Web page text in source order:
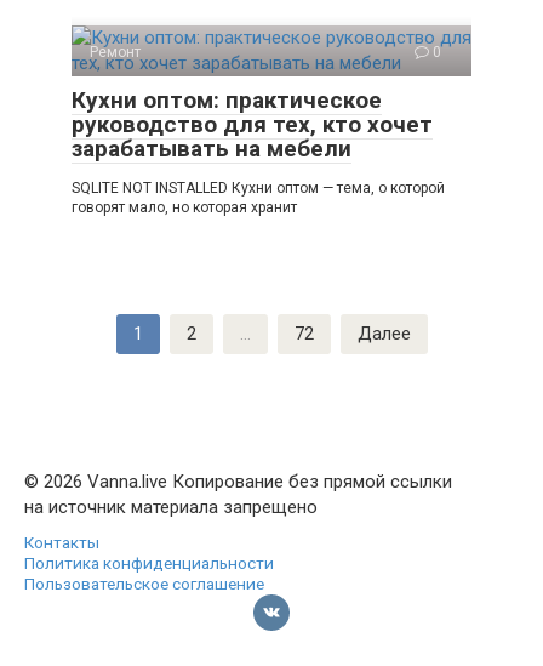
Ремонт 0
Кухни оптом: практическое
руководство для тех, кто хочет
зарабатывать на мебели
SQLITE NOT INSTALLED Кухни оптом — тема, о которой
говорят мало, но которая хранит
1 2 … 72 Далее
© 2026 Vanna.live Копирование без прямой ссылки
на источник материала запрещено
Контакты
Политика конфиденциальности
Пользовательское соглашение